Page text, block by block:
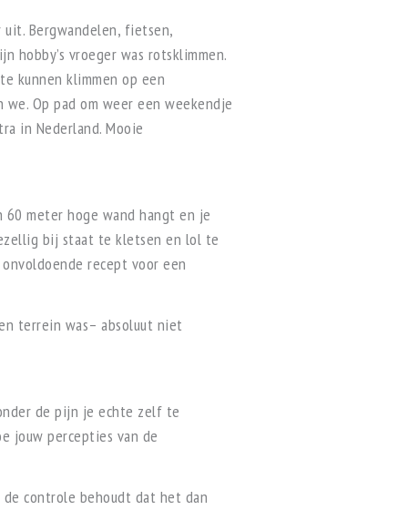
Bergwandelen, fietsen,
hobby’s vroeger was rotsklimmen.
kunnen klimmen op een
Op pad om weer een weekendje
in Nederland. Mooie
meter hoge wand hangt en je
bij staat te kletsen en lol te
recept voor een
terrein was– absoluut niet
de pijn je echte zelf te
jouw percepties van de
controle behoudt dat het dan